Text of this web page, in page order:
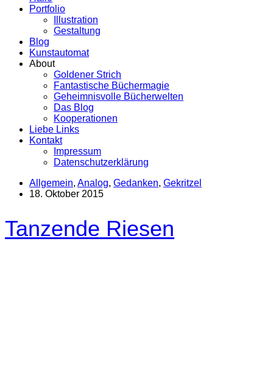
Portfolio
Illustration
Gestaltung
Blog
Kunstautomat
About
Goldener Strich
Fantastische Büchermagie
Geheimnisvolle Bücherwelten
Das Blog
Kooperationen
Liebe Links
Kontakt
Impressum
Datenschutzerklärung
Allgemein, Analog, Gedanken, Gekritzel
18. Oktober 2015
Tanzende Riesen